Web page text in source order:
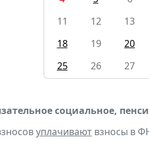
11
12 13
18
19 20
25
26 27
социальное,
уплачивают взносы в